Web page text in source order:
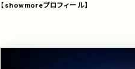
【showmoreプロフィール】